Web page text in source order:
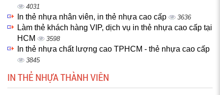
4031
In thẻ nhựa nhân viên, in thẻ nhựa cao cấp 3636
Làm thẻ khách hàng VIP, dịch vụ in thẻ nhựa cao cấp tại
HCM
3598
In thẻ nhựa chất lượng cao TPHCM - thẻ nhựa cao cấp
3845
IN THẺ NHỰA THÀNH VIÊN